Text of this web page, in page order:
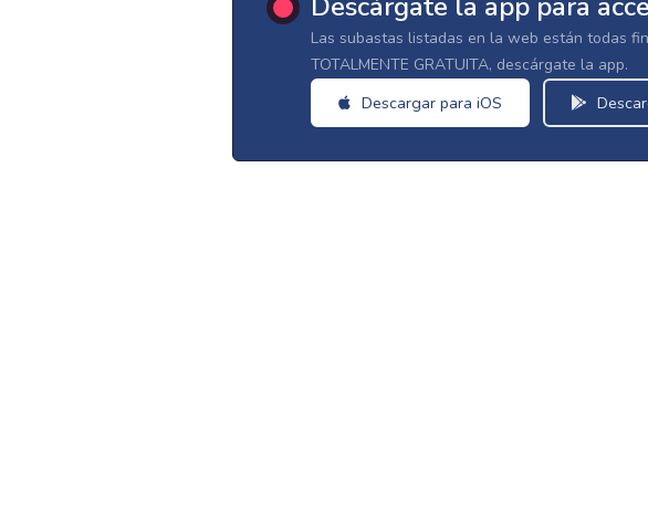
Las subastas listadas en la web están todas
TOTALMENTE GRATUITA, descárgate la app.
Descargar para iOS